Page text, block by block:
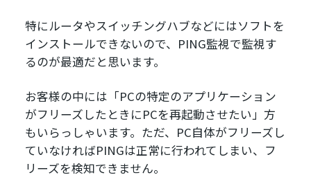
特にルータやスイッチングハブなどにはソフトを
インストールできないので、PING監視で監視す
るのが最適だと思います。
お客様の中には「PCの特定のアプリケーション
がフリーズしたときにPCを再起動させたい」方
もいらっしゃいます。ただ、PC自体がフリーズし
ていなければPINGは正常に行われてしまい、フ
リーズを検知できません。